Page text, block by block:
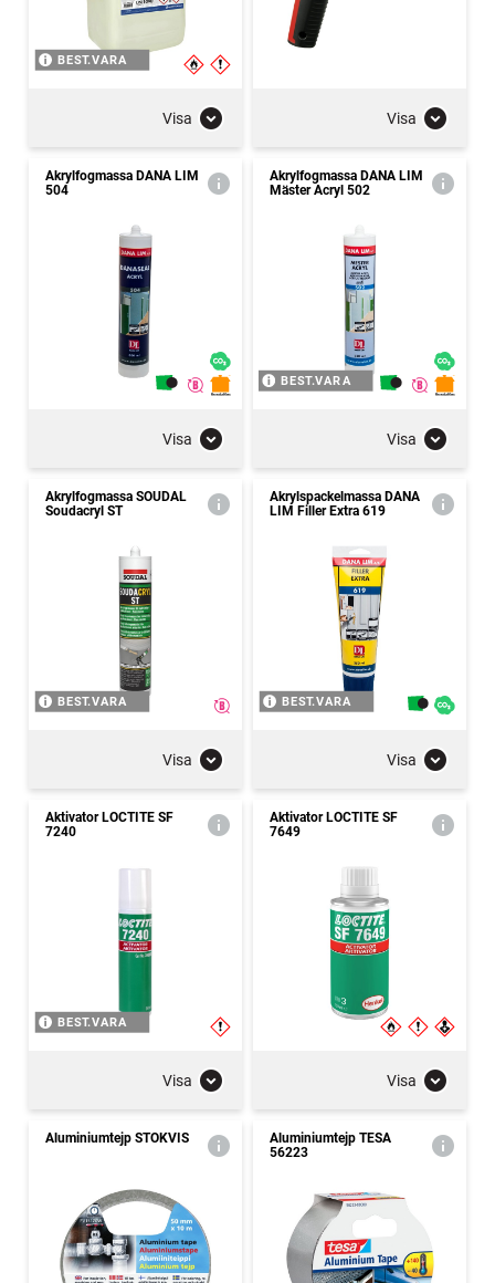
BEST.VARA
Visa Visa
Akrylfogmassa DANA LIM
504
Visa
Akrylfogmassa DANA LIM
Mäster Acryl 502
BEST.VARA
Visa
Akrylfogmassa SOUDAL
Soudacryl ST
BEST.VARA
Visa
Akrylspackelmassa DANA
LIM Filler Extra 619
BEST.VARA
Visa
Aktivator LOCTITE SF
7240
BEST.VARA
Visa
Aktivator LOCTITE SF
7649
Visa
Aluminiumtejp STOKVIS
Aluminiumtejp TESA
56223